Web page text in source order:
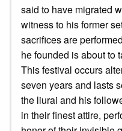
said to have migrated
witness to his former
sacrifices are
he founded is about to
This festival occurs
seven years and lasts
the liurai and his
in their finest attire,